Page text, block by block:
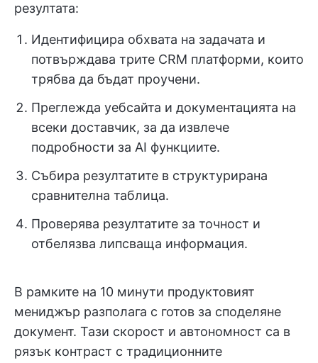
резултата:
Идентифицира обхвата на задачата и
потвърждава трите CRM платформи, които
трябва да бъдат проучени.
Преглежда уебсайта и документацията на
всеки доставчик, за да извлече
подробности за AI функциите.
Събира резултатите в структурирана
сравнителна таблица.
Проверява резултатите за точност и
отбелязва липсваща информация.
В рамките на 10 минути продуктовият
мениджър разполага с готов за споделяне
документ. Тази скорост и автономност са в
рязък контраст с традиционните